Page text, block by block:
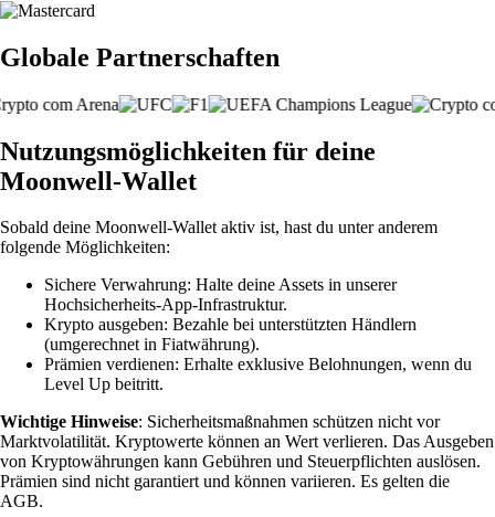
Globale Partnerschaften
Nutzungsmöglichkeiten für deine
Moonwell-Wallet
Sobald deine Moonwell-Wallet aktiv ist, hast du unter anderem
folgende Möglichkeiten:
Sichere Verwahrung: Halte deine Assets in unserer
Hochsicherheits-App-Infrastruktur.
Krypto ausgeben: Bezahle bei unterstützten Händlern
(umgerechnet in Fiatwährung).
Prämien verdienen: Erhalte exklusive Belohnungen, wenn du
Level Up beitritt.
Wichtige Hinweise: Sicherheitsmaßnahmen schützen nicht vor
Marktvolatilität. Kryptowerte können an Wert verlieren. Das Ausgeben
von Kryptowährungen kann Gebühren und Steuerpflichten auslösen.
Prämien sind nicht garantiert und können variieren. Es gelten die
AGB.